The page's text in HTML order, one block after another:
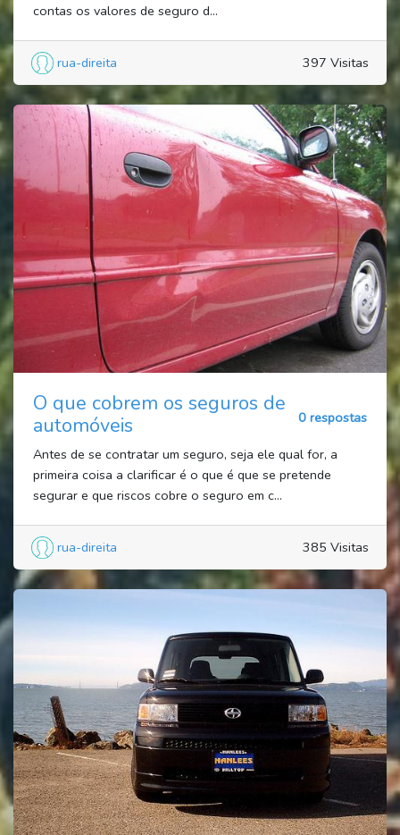
contas os valores de seguro d...
rua-direita 397 Visitas
O que cobrem os seguros de
automóveis
0 respostas
Antes de se contratar um seguro, seja ele qual for, a
primeira coisa a clarificar é o que é que se pretende
segurar e que riscos cobre o seguro em c...
rua-direita 385 Visitas